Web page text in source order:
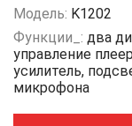
Модель: K1202
Функции_: два
управление
усилитель,
микрофона